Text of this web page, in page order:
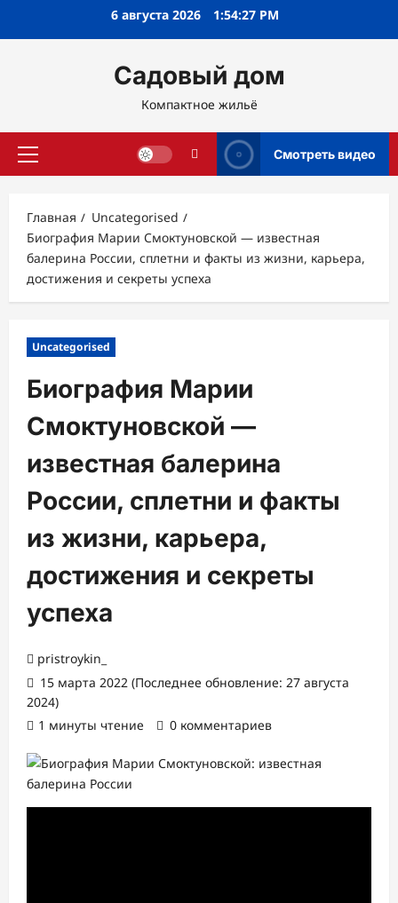
6 августа 2026 1:54:28 PM
Садовый дом
Компактное жильё
Основное
Смотреть видео
Главная
Uncategorised
Биография Марии Смоктуновской — известная
балерина России, сплетни и факты из жизни, карьера,
достижения и секреты успеха
Uncategorised
Биография Марии
Смоктуновской —
известная балерина
России, сплетни и факты
из жизни, карьера,
достижения и секреты
успеха
pristroykin_
15 марта 2022 (Последнее обновление: 27 августа
2024)
1 минуты чтение
0 комментариев